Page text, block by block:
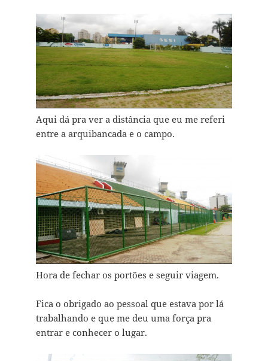
Aqui dá pra ver a distância que eu me referi
entre a arquibancada e o campo.
Hora de fechar os portões e seguir viagem.
Fica o obrigado ao pessoal que estava por lá
trabalhando e que me deu uma força pra
entrar e conhecer o lugar.